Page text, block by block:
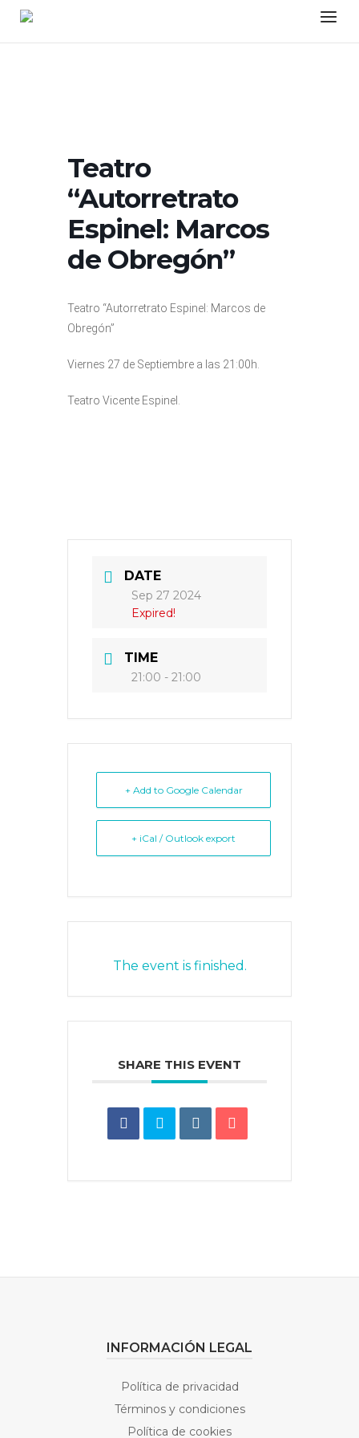
Skip
Menu
Teatro
“Autorretrato
Espinel: Marcos
de Obregón”
Teatro “Autorretrato Espinel: Marcos de
Obregón”
Viernes 27 de Septiembre a las 21:00h.
Teatro Vicente Espinel.
DATE
Sep 27 2024
Expired!
TIME
21:00 - 21:00
+ Add to Google Calendar
+ iCal / Outlook export
The event is finished.
SHARE THIS EVENT
INFORMACIÓN LEGAL
Política de privacidad
Términos y condiciones
Política de cookies